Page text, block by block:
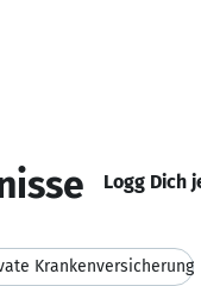
Logg Dich
Krankenversicherung